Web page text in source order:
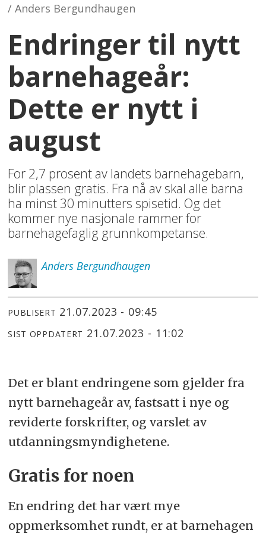
/ Anders Bergundhaugen
Endringer til nytt
barnehageår:
Dette er nytt i
august
For 2,7 prosent av landets barnehagebarn,
blir plassen gratis. Fra nå av skal alle barna
ha minst 30 minutters spisetid. Og det
kommer nye nasjonale rammer for
barnehagefaglig grunnkompetanse.
Anders Bergundhaugen
PUBLISERT 21.07.2023 - 09:45
SIST OPPDATERT 21.07.2023 - 11:02
Det er blant endringene som gjelder fra
nytt barnehageår av, fastsatt i nye og
reviderte forskrifter, og varslet av
utdanningsmyndighetene.
Gratis for noen
En endring det har vært mye
oppmerksomhet rundt, er at barnehagen